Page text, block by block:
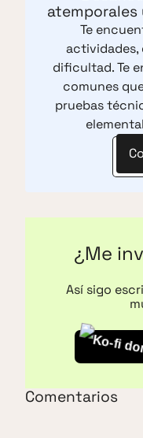
Te
actividades,
dificultad. Te
comunes
pruebas
¿Me
Así sigo
Comentarios